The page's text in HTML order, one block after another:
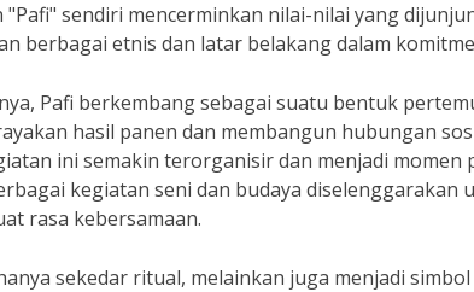
"Pafi" sendiri mencerminkan nilai-nilai yang
berbagai etnis dan latar belakang dalam
Pafi berkembang sebagai suatu bentuk
hasil panen dan membangun hubungan
ini semakin terorganisir dan menjadi momen
kegiatan seni dan budaya
rasa kebersamaan.
sekedar ritual, melainkan juga menjadi